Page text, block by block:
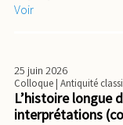
Voir
25 juin 2026
Colloque| Antiquité
L’histoire longue
interprétations